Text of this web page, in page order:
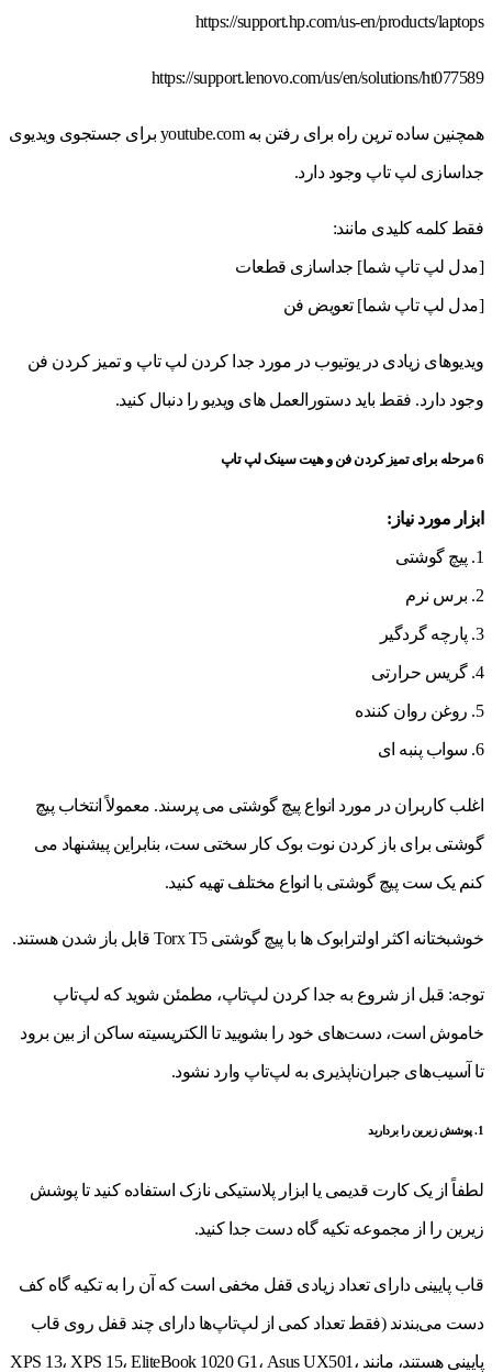
https://support.hp.com/us-en/products/laptops
https://support.lenovo.com/us/en/solutions/ht077589
همچنین ساده ترین راه برای رفتن به youtube.com برای جستجوی ویدیوی
جداسازی لپ تاپ وجود دارد.
فقط کلمه کلیدی مانند:
[مدل لپ تاپ شما] جداسازی قطعات
[مدل لپ تاپ شما] تعویض فن
ویدیوهای زیادی در یوتیوب در مورد جدا کردن لپ تاپ و تمیز کردن فن
وجود دارد. فقط باید دستورالعمل های ویدیو را دنبال کنید.
6 مرحله برای تمیز کردن فن و هیت سینک لپ تاپ
ابزار مورد نیاز:
1. پیچ گوشتی
2. برس نرم
3. پارچه گردگیر
4. گریس حرارتی
5. روغن روان کننده
6. سواب پنبه ای
اغلب کاربران در مورد انواع پیچ گوشتی می پرسند. معمولاً انتخاب پیچ
گوشتی برای باز کردن نوت بوک کار سختی ست، بنابراین پیشنهاد می
کنم یک ست پیچ گوشتی با انواع مختلف تهیه کنید.
خوشبختانه اکثر اولترابوک ها با پیچ گوشتی Torx T5 قابل باز شدن هستند.
توجه: قبل از شروع به جدا کردن لپ‌تاپ، مطمئن شوید که لپ‌تاپ
خاموش است، دست‌های خود را بشویید تا الکتریسیته ساکن از بین برود
تا آسیب‌های جبران‌ناپذیری به لپ‌تاپ وارد نشود.
1. پوشش زیرین را بردارید
لطفاً از یک کارت قدیمی یا ابزار پلاستیکی نازک استفاده کنید تا پوشش
زیرین را از مجموعه تکیه گاه دست جدا کنید.
قاب پایینی دارای تعداد زیادی قفل مخفی است که آن را به تکیه گاه کف
دست می‌بندند (فقط تعداد کمی از لپ‌تاپ‌ها دارای چند قفل روی قاب
پایینی هستند، مانند XPS 13، XPS 15، EliteBook 1020 G1، Asus UX501،